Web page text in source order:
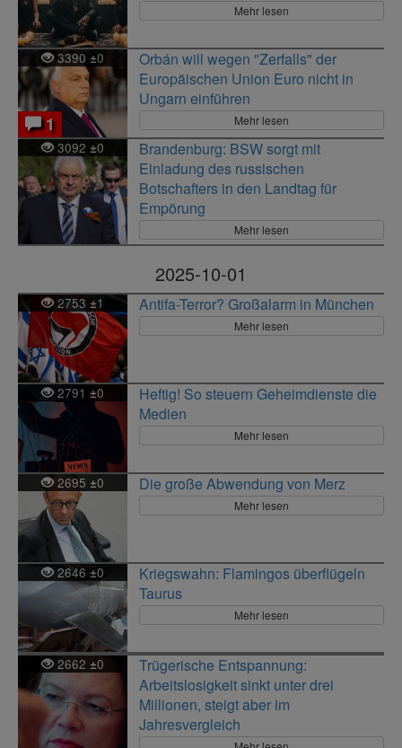
Mehr lesen
3390 ±0
1
Orbán will wegen "Zerfalls" der
Europäischen Union Euro nicht in
Ungarn einführen
Mehr lesen
3092 ±0
Brandenburg: BSW sorgt mit
Einladung des russischen
Botschafters in den Landtag für
Empörung
Mehr lesen
2025-10-01
2753±1 Antifa-Terror? Großalarm in München
Mehr lesen
2791±0
Heftig! So steuern Geheimdienste die
Medien
Mehr lesen
2695 ±0 Die große Abwendung von Merz
Mehr lesen
2646 ±0
Kriegswahn: Flamingos überflügeln
Taurus
Mehr lesen
2662 ±0
Trügerische Entspannung:
Arbeitslosigkeit sinkt unter drei
Millionen, steigt aber im
Jahresvergleich